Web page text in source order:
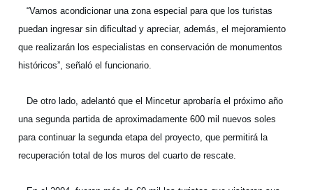
“Vamos acondicionar una zona especial para que los turistas
puedan ingresar sin dificultad y apreciar, además, el mejoramiento
que realizarán los especialistas en conservación de monumentos
históricos”, señaló el funcionario.
De otro lado, adelantó que el Mincetur aprobaría el próximo año
una segunda partida de aproximadamente 600 mil nuevos soles
para continuar la segunda etapa del proyecto, que permitirá la
recuperación total de los muros del cuarto de rescate.